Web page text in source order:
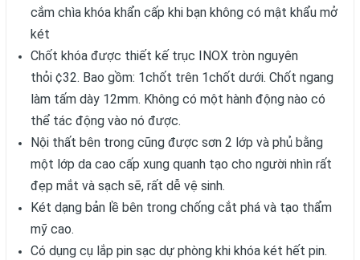
cắm chìa khóa khẩn cấp khi bạn không có mật khẩu mở
két
Chốt khóa được thiết kế trục INOX tròn nguyên
thỏi ¢32. Bao gồm: 1chốt trên 1chốt dưới. Chốt ngang
làm tấm dày 12mm. Không có một hành động nào có
thể tác động vào nó được.
Nội thất bên trong cũng được sơn 2 lớp và phủ bằng
một lớp da cao cấp xung quanh tạo cho người nhìn rất
đẹp mắt và sạch sẽ, rất dễ vệ sinh.
Két dạng bản lề bên trong chống cắt phá và tạo thẩm
mỹ cao.
Có dụng cụ lắp pin sạc dự phòng khi khóa két hết pin.